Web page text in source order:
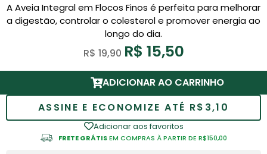
A Aveia Integral em Flocos Finos é perfeita para melhorar
a digestão, controlar o colesterol e promover energia ao
longo do dia.
R$ 19,90 R$ 15,50
ADICIONAR AO CARRINHO
ASSINE E ECONOMIZE ATÉ R$3,10
Adicionar aos favoritos
FRETE GRÁTISEM COMPRAS À PARTIR DE R$150,00